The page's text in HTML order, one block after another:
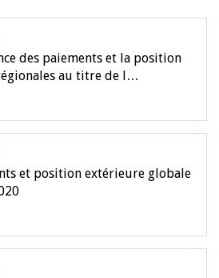
des paiements et la position
au titre de l…
et position extérieure globale